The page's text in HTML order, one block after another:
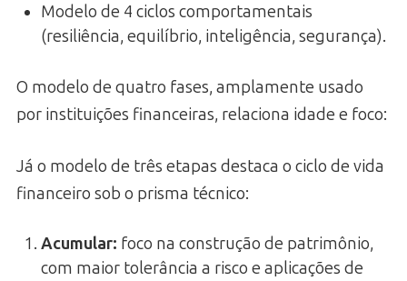
Modelo de 4 ciclos comportamentais
(resiliência, equilíbrio, inteligência, segurança).
O modelo de quatro fases, amplamente usado
por instituições financeiras, relaciona idade e foco:
Já o modelo de três etapas destaca o ciclo de vida
financeiro sob o prisma técnico:
Acumular: foco na construção de patrimônio,
com maior tolerância a risco e aplicações de